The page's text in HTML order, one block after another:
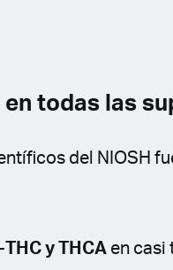
todas las
del NIOSH
y THCA en casi